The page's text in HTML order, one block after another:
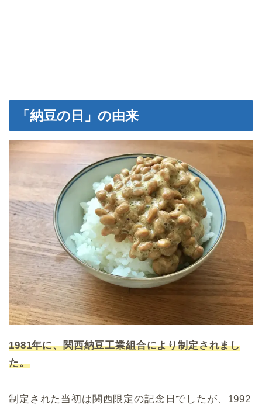
「納豆の日」の由来
1981年に、関西納豆工業組合により制定されまし
た。
制定された当初は関西限定の記念日でしたが、1992